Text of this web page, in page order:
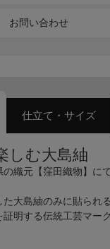
お問い合わせ
仕立て・サイズ
しむ大島紬
の織元【窪田織物】に
大島紬のみに貼られ
明する伝統工芸マー